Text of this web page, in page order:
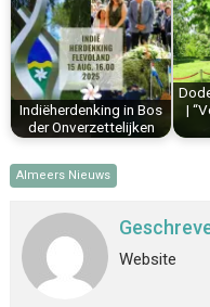
Indiëherdenking in Bos
der Onverzettelijken
|
Almeers Nieuws
Website